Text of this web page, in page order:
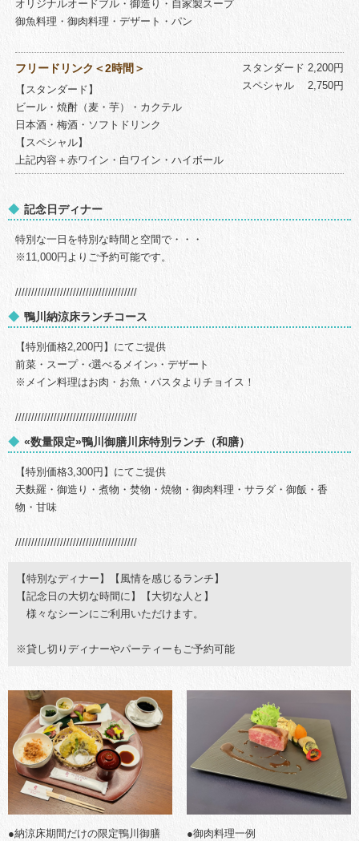
オリジナルオードブル・御造り・自家製スープ
御魚料理・御肉料理・デザート・パン
フリードリンク＜2時間＞
スタンダード 2,200円
スペシャル 2,750円
【スタンダード】
ビール・焼酎（麦・芋）・カクテル
日本酒・梅酒・ソフトドリンク
【スペシャル】
上記内容＋赤ワイン・白ワイン・ハイボール
記念日ディナー
特別な一日を特別な時間と空間で・・・
※11,000円よりご予約可能です。
//////////////////////////////////////
鴨川納涼床ランチコース
【特別価格2,200円】にてご提供
前菜・スープ・‹選べるメイン›・デザート
※メイン料理はお肉・お魚・パスタよりチョイス！
//////////////////////////////////////
«数量限定»鴨川御膳川床特別ランチ（和膳）
【特別価格3,300円】にてご提供
天麩羅・御造り・煮物・焚物・焼物・御肉料理・サラダ・御飯・香
物・甘味
//////////////////////////////////////
【特別なディナー】【風情を感じるランチ】
【記念日の大切な時間に】【大切な人と】
様々なシーンにご利用いただけます。
※貸し切りディナーやパーティーもご予約可能
●納涼床期間だけの限定鴨川御膳
●御肉料理一例